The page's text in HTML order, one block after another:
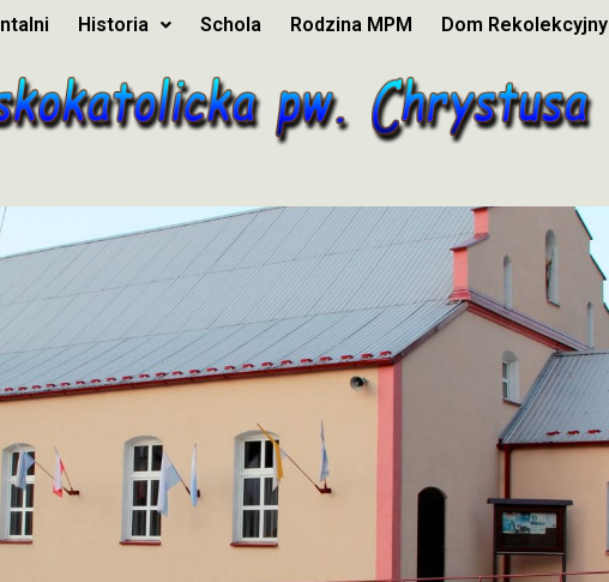
Historia Schola Rodzina MPM Dom Rekolekcyjny